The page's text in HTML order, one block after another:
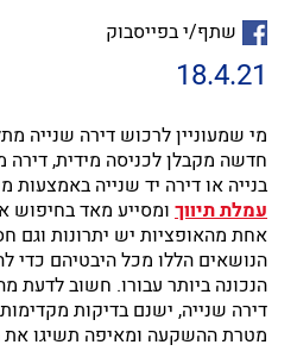
שתף/י בפייסבוק
18.4.21
מי שמעוניין לרכוש דירה שנייה
חדשה מקבלן לכניסה מידית,
בנייה או דירה יד שנייה באמצעות
עמלת תיווך ומסייע מאד בחיפוש
אחת מהאופציות יש יתרונות וגם
הנושאים הללו מכל היבטיהם כדי
הנכונה ביותר עבורו. חשוב לדעת
דירה שנייה, ישנם בדיקות
מטרת ההשקעה ומאיפה תשיגו את